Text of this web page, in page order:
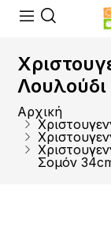
Αρχική
Σομόν